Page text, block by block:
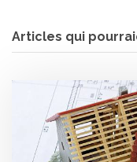
Articles qui